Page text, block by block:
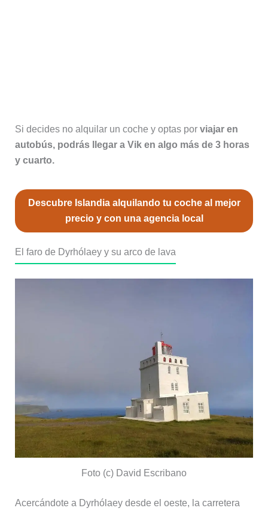
Si decides no alquilar un coche y optas por viajar en
autobús, podrás llegar a Vik en algo más de 3 horas
y cuarto.
Descubre Islandia alquilando tu coche al mejor
precio y con una agencia local
El faro de Dyrhólaey y su arco de lava
Foto (c) David Escribano
Acercándote a Dyrhólaey desde el oeste, la carretera